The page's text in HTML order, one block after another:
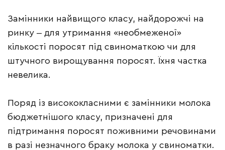
Замінники найвищого класу, найдорожчі на
ринку ‒ для утримання «необмеженої»
кількості поросят під свиноматкою чи для
штучного вирощування поросят. Їхня частка
невелика.
Поряд із висококласними є замінники молока
бюджетнішого класу, призначені для
підтримання поросят поживними речовинами
в разі незначного браку молока у свиноматки.